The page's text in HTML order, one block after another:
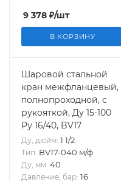
9 378 ₽/шт
В КОРЗИНУ
Шаровой стальной
кран межфланцевый,
полнопроходной, с
рукояткой, Ду 15-100
Ру 16/40, BV17
Ду, дюйм: 1 1/2
Тип: BV17-040 м/ф
Ду, мм: 40
Давление, бар: 16